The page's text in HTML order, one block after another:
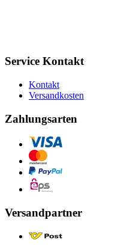
Service Kontakt
Kontakt
Versandkosten
Zahlungsarten
Versandpartner